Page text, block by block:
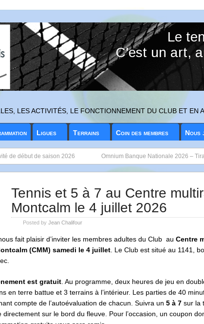
LES ACTIVITÉS, LE FONCTIONNEMENT DU CLUB ET EN
Ligues Terrains Coin des membres Nous
de début de saison 2026 Omnium Banque Nationale 2026 –
Tennis et 5 à 7 au Centre
Montcalm le 4 juillet 2026
Posted by Jean Chalifour
fait plaisir d’inviter les membres adultes du Club au Centre
(CMM) samedi le 4 juillet. Le Club est situé au 1141,
est gratuit . Au programme, deux heures de jeu en
en terre battue et 3 terrains à l’intérieur. Les parties de 40
compte de l’autoévaluation de chacun. Suivra un 5 à 7 sur la
directement sur le bord du fleuve. Pour l’occasion, un coupon